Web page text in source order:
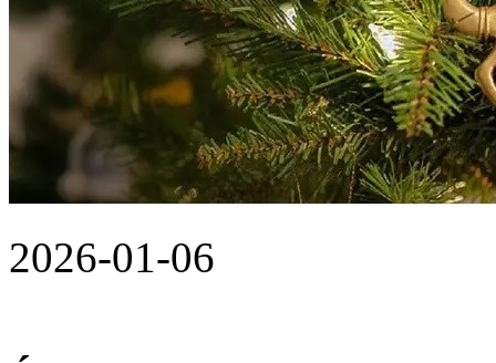
2026-01-06